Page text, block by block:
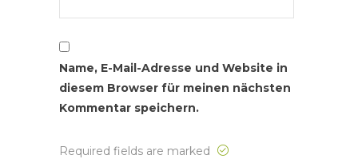
Name, E-Mail-Adresse und Website in
diesem Browser für meinen nächsten
Kommentar speichern.
Required fields are marked